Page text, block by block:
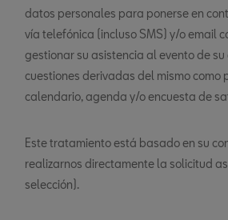
datos personales para ponerse en
vía telefónica (incluso SMS) y/o email
gestionar su asistencia al evento de su
cuestiones derivadas del mismo como
calendario, agenda y/o encuesta de
Este tratamiento está basado en su
realizarnos directamente la solicitud
selección).